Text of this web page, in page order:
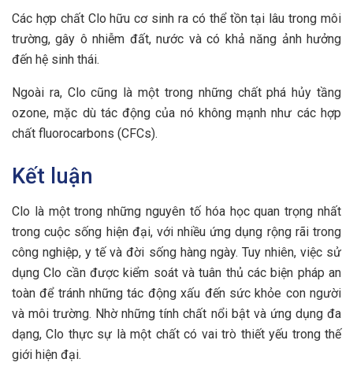
Các hợp chất Clo hữu cơ sinh ra có thể tồn tại lâu trong môi
trường, gây ô nhiễm đất, nước và có khả năng ảnh hưởng
đến hệ sinh thái.
Ngoài ra, Clo cũng là một trong những chất phá hủy tầng
ozone, mặc dù tác động của nó không mạnh như các hợp
chất fluorocarbons (CFCs).
Kết luận
Clo là một trong những nguyên tố hóa học quan trọng nhất
trong cuộc sống hiện đại, với nhiều ứng dụng rộng rãi trong
công nghiệp, y tế và đời sống hàng ngày. Tuy nhiên, việc sử
dụng Clo cần được kiểm soát và tuân thủ các biện pháp an
toàn để tránh những tác động xấu đến sức khỏe con người
và môi trường. Nhờ những tính chất nổi bật và ứng dụng đa
dạng, Clo thực sự là một chất có vai trò thiết yếu trong thế
giới hiện đại.